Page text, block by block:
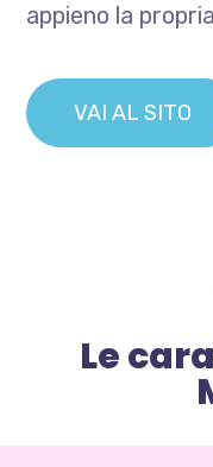
appieno la
VAI AL SITO
Le